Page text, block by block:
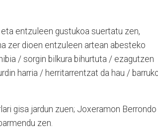
entzuleen gustukoa suertatu zen,
zer dioen entzuleen artean abesteko
/ sorgin bilkura bihurtuta / ezagutzen
harria / herritarrentzat da hau /
gisa jardun zuen; Joxeramon Berrondo
zen.